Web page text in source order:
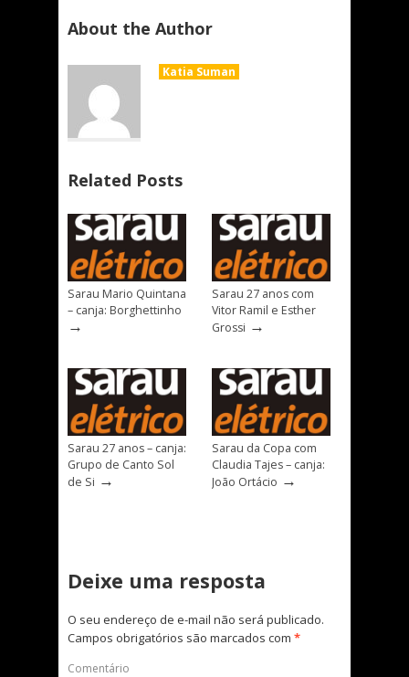
About the Author
Katia Suman
Related Posts
Sarau Mario Quintana
– canja: Borghettinho
→
Sarau 27 anos com
Vitor Ramil e Esther
Grossi →
Sarau 27 anos – canja:
Grupo de Canto Sol
de Si →
Sarau da Copa com
Claudia Tajes – canja:
João Ortácio →
Deixe uma resposta
O seu endereço de e-mail não será publicado.
Campos obrigatórios são marcados com *
Comentário